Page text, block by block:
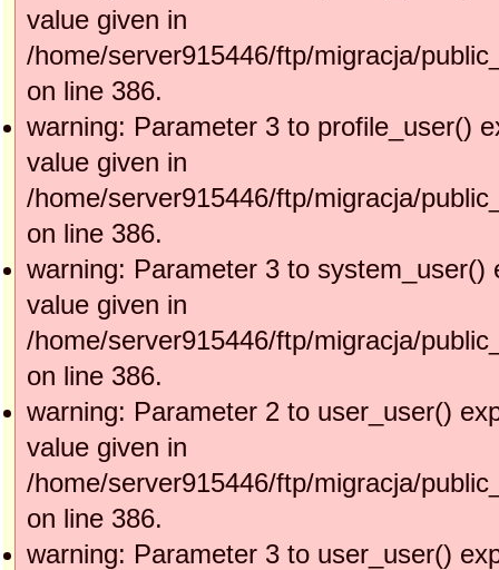
value given in
/home/server915446/ftp/migracja/
on line 386.
warning: Parameter 3 to profile_user()
value given in
/home/server915446/ftp/migracja/
on line 386.
warning: Parameter 3 to system_user()
value given in
/home/server915446/ftp/migracja/
on line 386.
warning: Parameter 2 to user_user()
value given in
/home/server915446/ftp/migracja/
on line 386.
warning: Parameter 3 to user_user()